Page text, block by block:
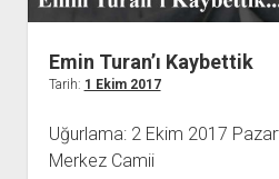
Emin Turan’ı Kaybettik
Tarih: 1 Ekim 2017
Uğurlama: 2 Ekim 2017
Merkez Camii